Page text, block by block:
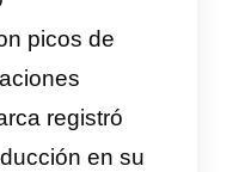
como una
amigos